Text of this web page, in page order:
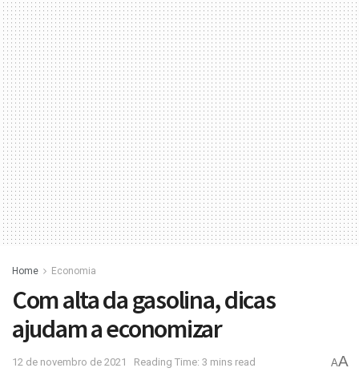
Home Economia
Com alta da gasolina, dicas
ajudam a economizar
12 de novembro de 2021 Reading Time: 3 mins read AA